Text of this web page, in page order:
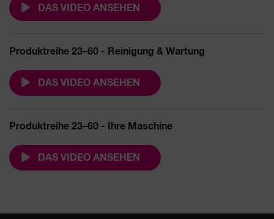
DAS VIDEO ANSEHEN
Produktreihe 23–60 - Reinigung & Wartung
DAS VIDEO ANSEHEN
Produktreihe 23–60 - Ihre Maschine
DAS VIDEO ANSEHEN